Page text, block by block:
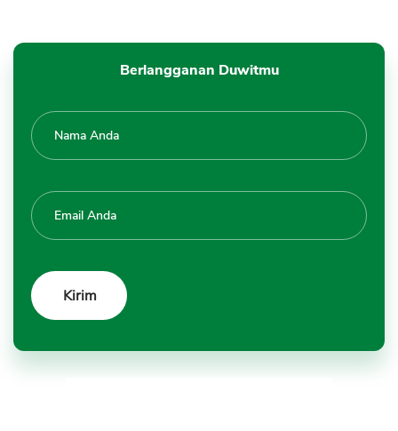
Berlangganan Duwitmu